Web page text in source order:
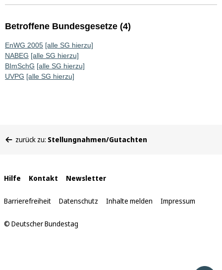
Betroffene Bundesgesetze (4)
EnWG 2005 [alle SG hierzu]
NABEG [alle SG hierzu]
BImSchG [alle SG hierzu]
UVPG [alle SG hierzu]
befinden
zurück zu: Stellungnahmen/Gutachten
Interne
Links
Hilfe Kontakt Newsletter
Barrierefreiheit Datenschutz Inhalte melden Impressum
© Deutscher Bundestag